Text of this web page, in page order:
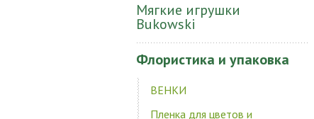
Мягкие игрушки
Bukowski
Флористика и упаковка
ВЕНКИ
Пленка для цветов и